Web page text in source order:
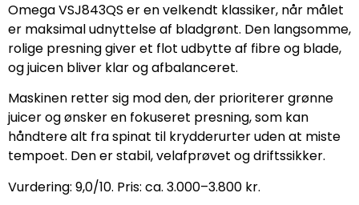
Omega VSJ843QS er en velkendt klassiker, når målet
er maksimal udnyttelse af bladgrønt. Den langsomme,
rolige presning giver et flot udbytte af fibre og blade,
og juicen bliver klar og afbalanceret.
Maskinen retter sig mod den, der prioriterer grønne
juicer og ønsker en fokuseret presning, som kan
håndtere alt fra spinat til krydderurter uden at miste
tempoet. Den er stabil, velafprøvet og driftssikker.
Vurdering: 9,0/10. Pris: ca. 3.000–3.800 kr.